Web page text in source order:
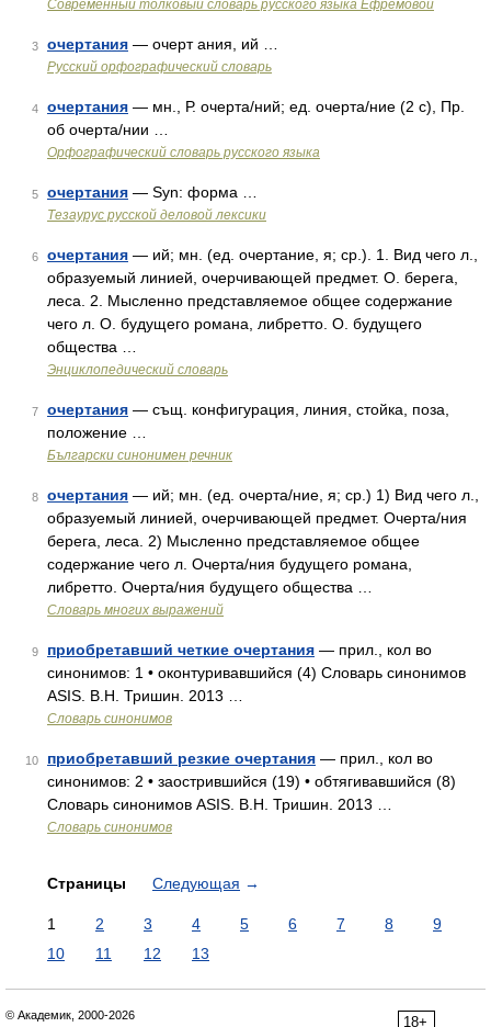
Современный толковый словарь русского языка Ефремовой
3 очертания — очерт ания, ий …
Русский орфографический словарь
4 очертания — мн., Р. очерта/ний; ед. очерта/ние (2 с), Пр.
об очерта/нии …
Орфографический словарь русского языка
5 очертания — Syn: форма …
Тезаурус русской деловой лексики
6 очертания — ий; мн. (ед. очертание, я; ср.). 1. Вид чего л.,
образуемый линией, очерчивающей предмет. О. берега,
леса. 2. Мысленно представляемое общее содержание
чего л. О. будущего романа, либретто. О. будущего
общества …
Энциклопедический словарь
7 очертания — същ. конфигурация, линия, стойка, поза,
положение …
Български синонимен речник
8 очертания — ий; мн. (ед. очерта/ние, я; ср.) 1) Вид чего л.,
образуемый линией, очерчивающей предмет. Очерта/ния
берега, леса. 2) Мысленно представляемое общее
содержание чего л. Очерта/ния будущего романа,
либретто. Очерта/ния будущего общества …
Словарь многих выражений
9 приобретавший четкие очертания — прил., кол во
синонимов: 1 • оконтуривавшийся (4) Словарь синонимов
ASIS. В.Н. Тришин. 2013 …
Словарь синонимов
10 приобретавший резкие очертания — прил., кол во
синонимов: 2 • заострившийся (19) • обтягивавшийся (8)
Словарь синонимов ASIS. В.Н. Тришин. 2013 …
Словарь синонимов
Страницы Следующая →
1 2 3 4 5 6 7 8
9
10
11 12 13
18+
© Академик, 2000-2026